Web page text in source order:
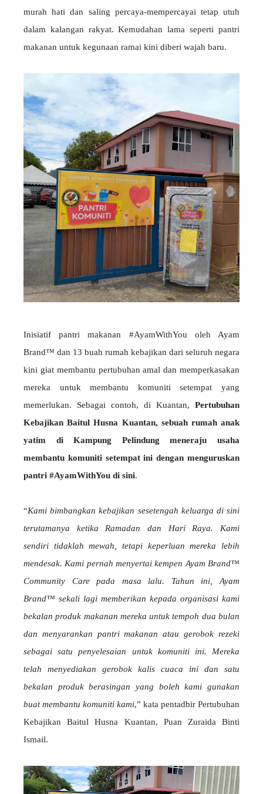
murah hati dan saling percaya-mempercayai tetap utuh
dalam kalangan rakyat. Kemudahan lama seperti pantri
makanan untuk kegunaan ramai kini diberi wajah baru.
Inisiatif pantri makanan #AyamWithYou oleh Ayam
Brand™ dan 13 buah rumah kebajikan dari seluruh negara
kini giat membantu pertubuhan amal dan memperkasakan
mereka untuk membantu komuniti setempat yang
memerlukan. Sebagai contoh, di Kuantan, Pertubuhan
Kebajikan Baitul Husna Kuantan, sebuah rumah anak
yatim di Kampung Pelindung meneraju usaha
membantu komuniti setempat ini dengan menguruskan
pantri #AyamWithYou di sini.
“Kami bimbangkan kebajikan sesetengah keluarga di sini
terutamanya ketika Ramadan dan Hari Raya. Kami
sendiri tidaklah mewah, tetapi keperluan mereka lebih
mendesak. Kami pernah menyertai kempen Ayam Brand™
Community Care pada masa lalu. Tahun ini, Ayam
Brand™ sekali lagi memberikan kepada organisasi kami
bekalan produk makanan mereka untuk tempoh dua bulan
dan menyarankan pantri makanan atau gerobok rezeki
sebagai satu penyelesaian untuk komuniti ini. Mereka
telah menyediakan gerobok kalis cuaca ini dan satu
bekalan produk berasingan yang boleh kami gunakan
buat membantu komuniti kami,” kata pentadbir Pertubuhan
Kebajikan Baitul Husna Kuantan, Puan Zuraida Binti
Ismail.